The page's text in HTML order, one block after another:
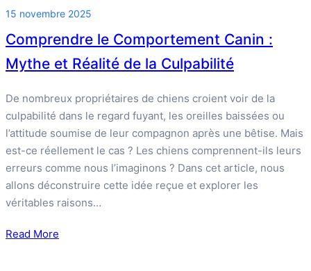
15 novembre 2025
Comprendre le Comportement Canin :
Mythe et Réalité de la Culpabilité
De nombreux propriétaires de chiens croient voir de la
culpabilité dans le regard fuyant, les oreilles baissées ou
l’attitude soumise de leur compagnon après une bêtise. Mais
est-ce réellement le cas ? Les chiens comprennent-ils leurs
erreurs comme nous l’imaginons ? Dans cet article, nous
allons déconstruire cette idée reçue et explorer les
véritables raisons…
Read More